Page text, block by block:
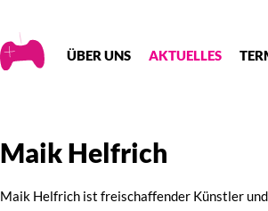
Creative
Gaming
ÜBER UNS AKTUELLES
Maik Helfrich
Maik Helfrich ist freischaffender Künstler